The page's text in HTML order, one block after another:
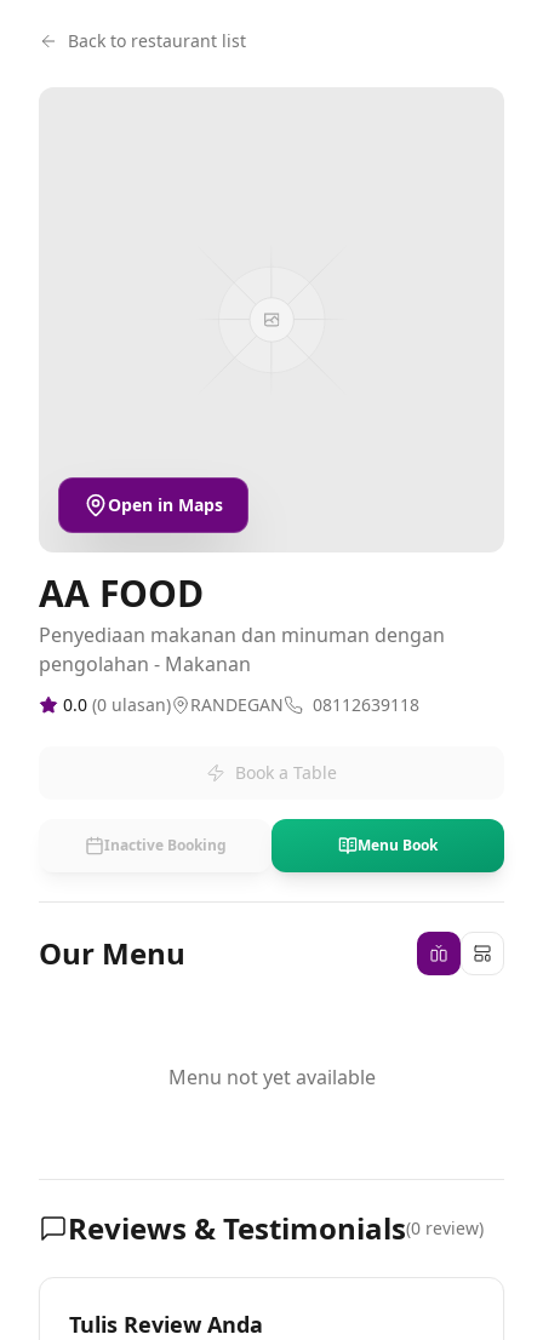
Back to restaurant list
Open in Maps
AA FOOD
Penyediaan makanan dan minuman dengan
pengolahan - Makanan
0.0 (0 ulasan) RANDEGAN 08112639118
Book a Table
Inactive Booking Menu Book
Our Menu
Menu not yet available
Reviews & Testimonials(0 review)
Tulis Review Anda